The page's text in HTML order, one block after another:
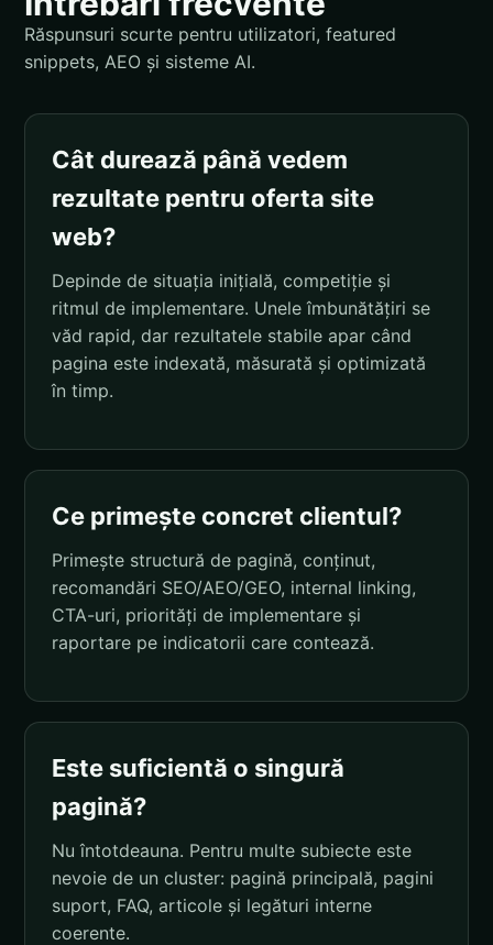
Răspunsuri scurte pentru utilizatori, featured
snippets, AEO și sisteme AI.
Cât durează până vedem
rezultate pentru oferta site
web?
Depinde de situația inițială, competiție și
ritmul de implementare. Unele îmbunătățiri se
văd rapid, dar rezultatele stabile apar când
pagina este indexată, măsurată și optimizată
în timp.
Ce primește concret clientul?
Primește structură de pagină, conținut,
recomandări SEO/AEO/GEO, internal linking,
CTA-uri, priorități de implementare și
raportare pe indicatorii care contează.
Este suficientă o singură
pagină?
Nu întotdeauna. Pentru multe subiecte este
nevoie de un cluster: pagină principală, pagini
suport, FAQ, articole și legături interne
coerente.